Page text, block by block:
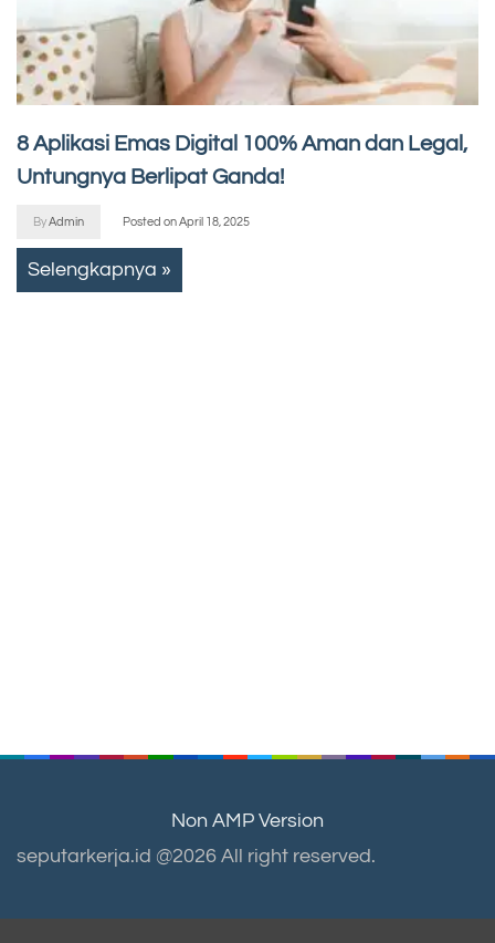
8 Aplikasi Emas Digital 100% Aman dan Legal,
Untungnya Berlipat Ganda!
ByAdmin Posted onApril 18, 2025
Selengkapnya »
Non AMP Version
seputarkerja.id @2026 All right reserved.